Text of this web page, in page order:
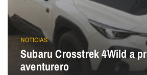
NOTICIAS
Subaru Crosstrek 4Wild a
aventurero